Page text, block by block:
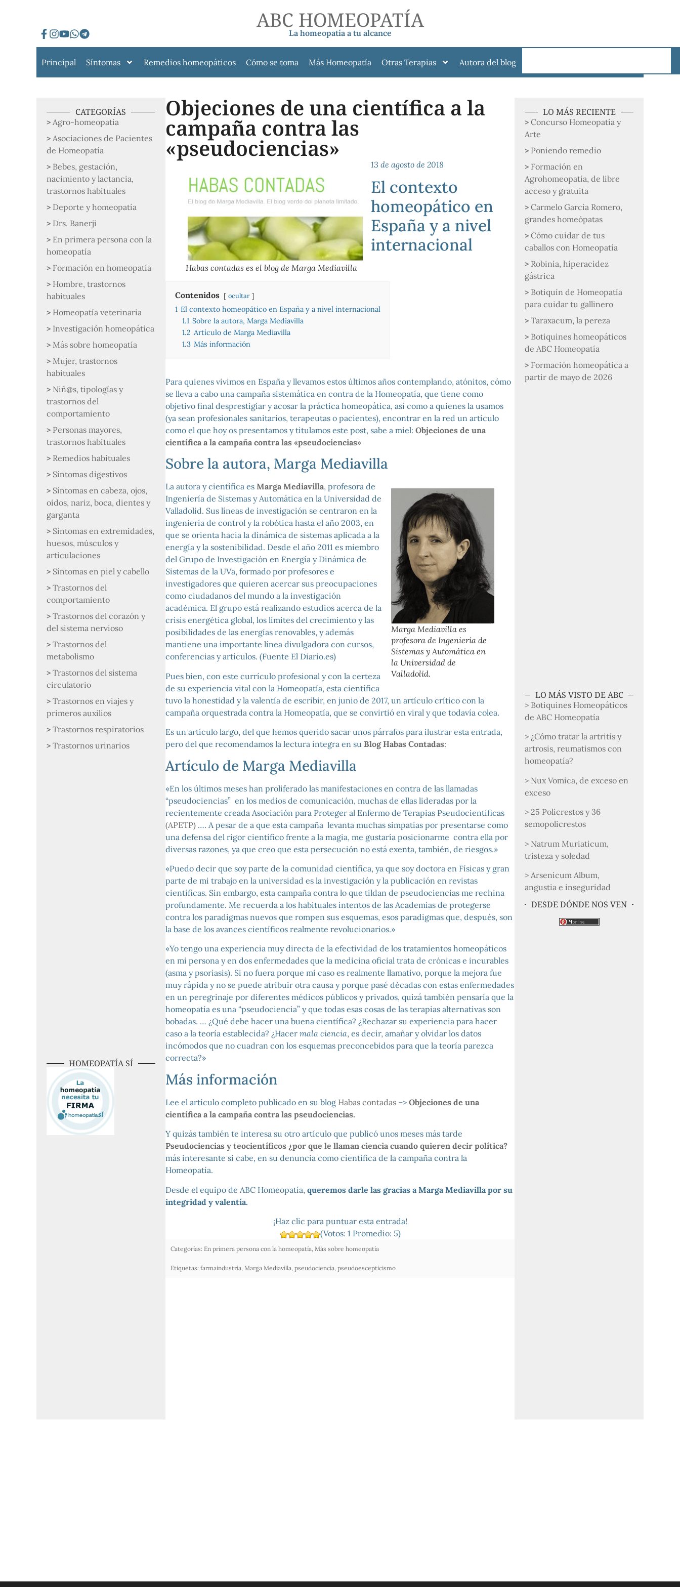
ABC HOMEOPATÍA
La homeopatía a tu alcance
Principal Síntomas Remedios homeopáticos Cómo se toma Más Homeopatía Otras Terapias Autora del blog
CATEGORÍAS
Agro-homeopatía
Asociaciones de Pacientes
de Homeopatía
Bebes, gestación,
nacimiento y lactancia,
trastornos habituales
Deporte y homeopatía
Drs. Banerji
En primera persona con la
homeopatía
Formación en homeopatía
Hombre, trastornos
habituales
Homeopatía veterinaria
Investigación homeopática
Más sobre homeopatía
Mujer, trastornos
habituales
Niñ@s, tipologías y
trastornos del
comportamiento
Personas mayores,
trastornos habituales
Remedios habituales
Síntomas digestivos
Síntomas en cabeza, ojos,
oidos, nariz, boca, dientes y
garganta
Síntomas en extremidades,
huesos, músculos y
articulaciones
Síntomas en piel y cabello
Trastornos del
comportamiento
Trastornos del corazón y
del sistema nervioso
Trastornos del
metabolismo
Trastornos del sistema
circulatorio
Trastornos en viajes y
primeros auxilios
Trastornos respiratorios
Trastornos urinarios
HOMEOPATÍA SÍ
Objeciones de una científica a la
campaña contra las
«pseudociencias»
Habas contadas es el blog de Marga Mediavilla
13 de agosto de 2018
El contexto
homeopático en
España y a nivel
internacional
Contenidos ocultar
1 El contexto homeopático en España y a nivel internacional
1.1 Sobre la autora, Marga Mediavilla
1.2 Artículo de Marga Mediavilla
1.3 Más información
Para quienes vivimos en España y llevamos estos últimos años contemplando, atónitos, cómo
se lleva a cabo una campaña sistemática en contra de la Homeopatía, que tiene como
objetivo final desprestigiar y acosar la práctica homeopática, así como a quienes la usamos
(ya sean profesionales sanitarios, terapeutas o pacientes), encontrar en la red un artículo
como el que hoy os presentamos y titulamos este post, sabe a miel: Objeciones de una
científica a la campaña contra las «pseudociencias»
Sobre la autora, Marga Mediavilla
Marga Mediavilla es
profesora de Ingeniería de
Sistemas y Automática en
la Universidad de
Valladolid.
La autora y científica es Marga Mediavilla, profesora de
Ingeniería de Sistemas y Automática en la Universidad de
Valladolid. Sus líneas de investigación se centraron en la
ingeniería de control y la robótica hasta el año 2003, en
que se orienta hacia la dinámica de sistemas aplicada a la
energía y la sostenibilidad. Desde el año 2011 es miembro
del Grupo de Investigación en Energía y Dinámica de
Sistemas de la UVa, formado por profesores e
investigadores que quieren acercar sus preocupaciones
como ciudadanos del mundo a la investigación
académica. El grupo está realizando estudios acerca de la
crisis energética global, los límites del crecimiento y las
posibilidades de las energías renovables, y además
mantiene una importante línea divulgadora con cursos,
conferencias y artículos. (Fuente El Diario.es)
Pues bien, con este currículo profesional y con la certeza
de su experiencia vital con la Homeopatía, esta científica
tuvo la honestidad y la valentía de escribir, en junio de 2017, un artículo crítico con la
campaña orquestrada contra la Homeopatía, que se convirtió en viral y que todavía colea.
Es un artículo largo, del que hemos querido sacar unos párrafos para ilustrar esta entrada,
pero del que recomendamos la lectura íntegra en su Blog Habas Contadas:
Artículo de Marga Mediavilla
«En los últimos meses han proliferado las manifestaciones en contra de las llamadas
“pseudociencias” en los medios de comunicación, muchas de ellas lideradas por la
recientemente creada Asociación para Proteger al Enfermo de Terapias Pseudocientíficas
(APETP)…. A pesar de a que esta campaña levanta muchas simpatías por presentarse como
una defensa del rigor científico frente a la magia, me gustaría posicionarme contra ella por
diversas razones, ya que creo que esta persecución no está exenta, también, de riesgos.»
«Puedo decir que soy parte de la comunidad científica, ya que soy doctora en Físicas y gran
parte de mi trabajo en la universidad es la investigación y la publicación en revistas
científicas. Sin embargo, esta campaña contra lo que tildan de pseudociencias me rechina
profundamente. Me recuerda a los habituales intentos de las Academias de protegerse
contra los paradigmas nuevos que rompen sus esquemas, esos paradigmas que, después, son
la base de los avances científicos realmente revolucionarios.»
«Yo tengo una experiencia muy directa de la efectividad de los tratamientos homeopáticos
en mi persona y en dos enfermedades que la medicina oficial trata de crónicas e incurables
(asma y psoriasis). Si no fuera porque mi caso es realmente llamativo, porque la mejora fue
muy rápida y no se puede atribuir otra causa y porque pasé décadas con estas enfermedades
en un peregrinaje por diferentes médicos públicos y privados, quizá también pensaría que la
homeopatía es una “pseudociencia” y que todas esas cosas de las terapias alternativas son
bobadas. … ¿Qué debe hacer una buena científica? ¿Rechazar su experiencia para hacer
caso a la teoría establecida? ¿Hacer mala ciencia, es decir, amañar y olvidar los datos
incómodos que no cuadran con los esquemas preconcebidos para que la teoría parezca
correcta?»
Más información
Lee el artículo completo publicado en su blog Habas contadas–> Objeciones de una
científica a la campaña contra las pseudociencias.
Y quizás también te interesa su otro artículo que publicó unos meses más tarde
Pseudociencias y teocientíficos ¿por que le llaman ciencia cuando quieren decir política?
más interesante si cabe, en su denuncia como científica de la campaña contra la
Homeopatía.
Desde el equipo de ABC Homeopatía, queremos darle las gracias a Marga Mediavilla por su
integridad y valentía.
¡Haz clic para puntuar esta entrada!
(Votos: 1 Promedio: 5)
Categorías: En primera persona con la homeopatía Más sobre homeopatía
Etiquetas: farmaindustria Marga Mediavilla pseudociencia pseudoescepticismo
LO MÁS RECIENTE
Concurso Homeopatía y
Arte
Poniendo remedio
Formación en
Agrohomeopatía, de libre
acceso y gratuita
Carmelo García Romero,
grandes homeópatas
Cómo cuidar de tus
caballos con Homeopatía
Robinia, hiperacidez
gástrica
Botiquín de Homeopatía
para cuidar tu gallinero
Taraxacum, la pereza
Botiquines homeopáticos
de ABC Homeopatía
Formación homeopática a
partir de mayo de 2026
LO MÁS VISTO DE ABC
> Botiquines Homeopáticos
de ABC Homeopatía
> ¿Cómo tratar la artritis y
artrosis, reumatismos con
homeopatía?
> Nux Vomica, de exceso en
exceso
> 25 Policrestos y 36
semopolicrestos
> Natrum Muriaticum,
tristeza y soledad
> Arsenicum Album,
angustia e inseguridad
DESDE DÓNDE NOS VEN